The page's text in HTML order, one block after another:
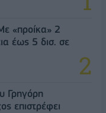
«προίκα» 2
έως 5 δισ. σε
Γρηγόρη
επιστρέφει